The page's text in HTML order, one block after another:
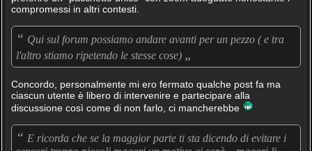
compromessi in altri contesti.
“ Qui sul forum possiamo andare avanti per un pezzo ( e tra
l'altro stiamo ripetendo le stesse cose) „
Concordo, personalmente mi ero fermato qualche post fa ma
ciascun utente è libero di intervenire e partecipare alla
discussione così come di non farlo, ci mancherebbe
“ E ricorda che se la maggior parte ti sta dicendo di evitare i